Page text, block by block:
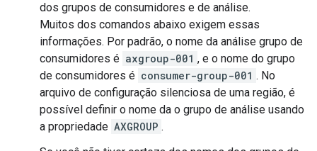
dos grupos de consumidores e de análise.
Muitos dos comandos abaixo exigem essas
informações. Por padrão, o nome da análise grupo de
consumidores é axgroup-001 , e o nome do grupo
de consumidores é consumer-group-001 . No
arquivo de configuração silenciosa de uma região, é
possível definir o nome da o grupo de análise usando
a propriedade AXGROUP .